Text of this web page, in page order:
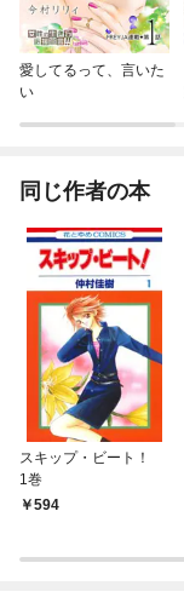
愛してるって、言いた
い
同じ作者の本
スキップ・ビート！
1巻
594